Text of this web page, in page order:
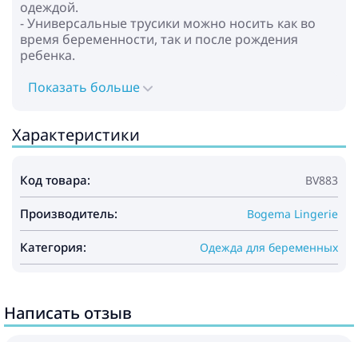
одеждой.
- Универсальные трусики можно носить как во
время беременности, так и после рождения
ребенка.
Показать больше
Характеристики
Код товара: BV883
Производитель: Bogema Lingerie
Категория: Одежда для беременных
Написать отзыв